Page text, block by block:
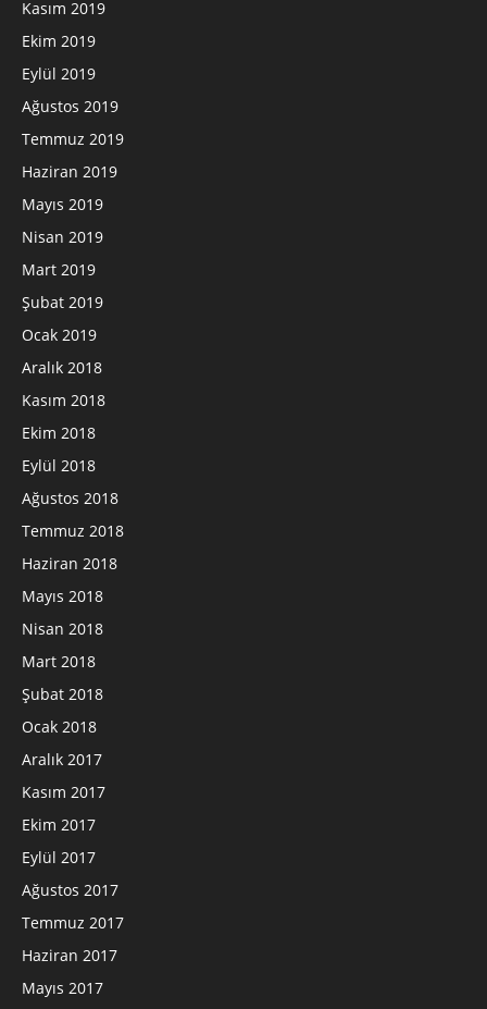
Kasım 2019
Ekim 2019
Eylül 2019
Ağustos 2019
Temmuz 2019
Haziran 2019
Mayıs 2019
Nisan 2019
Mart 2019
Şubat 2019
Ocak 2019
Aralık 2018
Kasım 2018
Ekim 2018
Eylül 2018
Ağustos 2018
Temmuz 2018
Haziran 2018
Mayıs 2018
Nisan 2018
Mart 2018
Şubat 2018
Ocak 2018
Aralık 2017
Kasım 2017
Ekim 2017
Eylül 2017
Ağustos 2017
Temmuz 2017
Haziran 2017
Mayıs 2017